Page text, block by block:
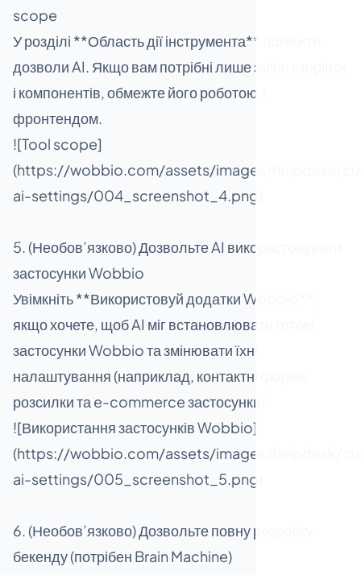
scope
У розділі **Область дії інструмента** обмежте
дозволи AI. Якщо вам потрібні лише зміни сторінок
і компонентів, обмежте його роботою з
фронтендом.
![Tool scope]
(https://wobbio.com/assets/images/helpdesk/
ai-settings/004_screenshot_4.png)
5. (Необов’язково) Дозвольте AI використовувати
застосунки Wobbio
Увімкніть **Використовуй додатки Wobbio**,
якщо хочете, щоб AI міг встановлювати готові
застосунки Wobbio та змінювати їхні
налаштування (наприклад, контактні форми,
розсилки та e-commerce застосунки).
![Використання застосунків Wobbio]
(https://wobbio.com/assets/images/helpdesk/
ai-settings/005_screenshot_5.png)
6. (Необов’язково) Дозвольте повну розробку
бекенду (потрібен Brain Machine)